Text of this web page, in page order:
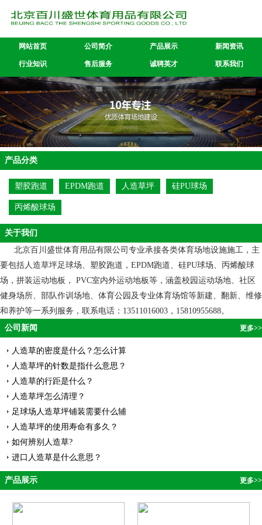
网站首页 公司简介 产品展示 新闻资讯
行业知识 售后服务 诚聘英才 联系我们
产品分类
塑胶跑道 EPDM跑道 人造草坪 硅PU球场
丙烯酸球场
关于我们
北京百川盛世体育用品有限公司专业承接各类体育场地设施施工，主
要包括人造草坪足球场、塑胶跑道，EPDM跑道、硅PU球场、丙烯酸球
场，拼装运动地板， PVC室内外运动地板等，涵盖校园运动场地、社区
健身场所、部队作训场地、体育公园及专业体育场馆等新建、翻新、维修
和养护等一系列服务，联系电话：13511016003，15810955688。
公司新闻
更多>>
人造草的密度是什么？怎么计算
人造草坪的针数是指什么意思？
人造草的行距是什么？
人造草坪怎么清理？
足球场人造草坪铺装需要什么辅
人造草坪的使用寿命有多久？
如何辨别人造草?
进口人造草是什么意思？
产品展示 更多>>